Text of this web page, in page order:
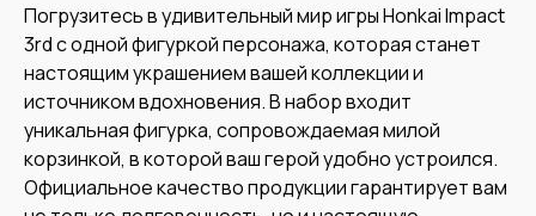
Погрузитесь в удивительный мир игры Honkai Impact
3rd с одной фигуркой персонажа, которая станет
настоящим украшением вашей коллекции и
источником вдохновения. В набор входит
уникальная фигурка, сопровождаемая милой
корзинкой, в которой ваш герой удобно устроился.
Официальное качество продукции гарантирует вам